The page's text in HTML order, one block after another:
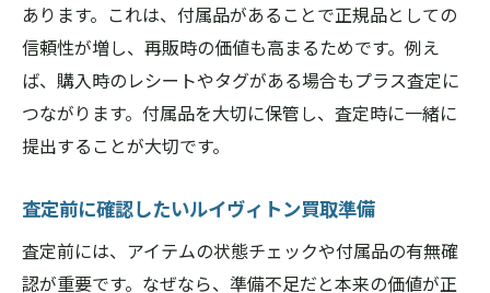
あります。これは、付属品があることで正規品としての
信頼性が増し、再販時の価値も高まるためです。例え
ば、購入時のレシートやタグがある場合もプラス査定に
つながります。付属品を大切に保管し、査定時に一緒に
提出することが大切です。
査定前に確認したいルイヴィトン買取準備
査定前には、アイテムの状態チェックや付属品の有無確
認が重要です。なぜなら、準備不足だと本来の価値が正